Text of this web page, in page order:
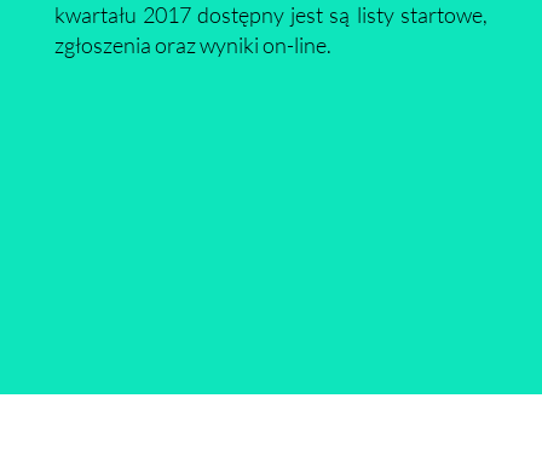
kwartału 2017 dostępny jest są listy startowe,
zgłoszenia oraz wyniki on-line.